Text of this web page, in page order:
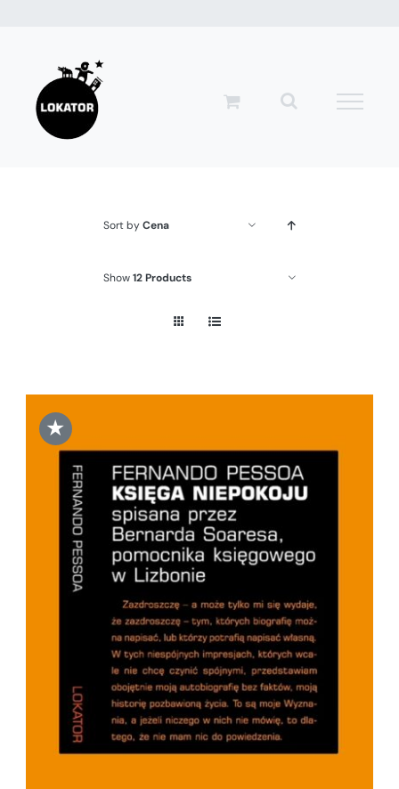
zawartości
Sort byCena
Show12 Products
★
DODAJ DO KOSZYKA / SZCZEGÓŁY